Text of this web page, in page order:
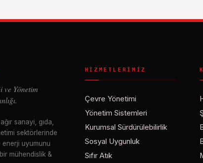
ve Yönetim
sanayi, gıda,
sektörlerinde
enerji uyumunu
mühendislik &
HIZMETLERIMIZ
Çevre Yönetimi
Yönetim Sistemleri
Kurumsal Sürdürülebilirlik
Sosyal Uygunluk
Sıfır Atık